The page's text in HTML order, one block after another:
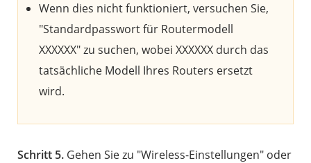
Wenn dies nicht funktioniert, versuchen Sie,
"Standardpasswort für Routermodell
XXXXXX" zu suchen, wobei XXXXXX durch das
tatsächliche Modell Ihres Routers ersetzt
wird.
Schritt 5. Gehen Sie zu "Wireless-Einstellungen" oder